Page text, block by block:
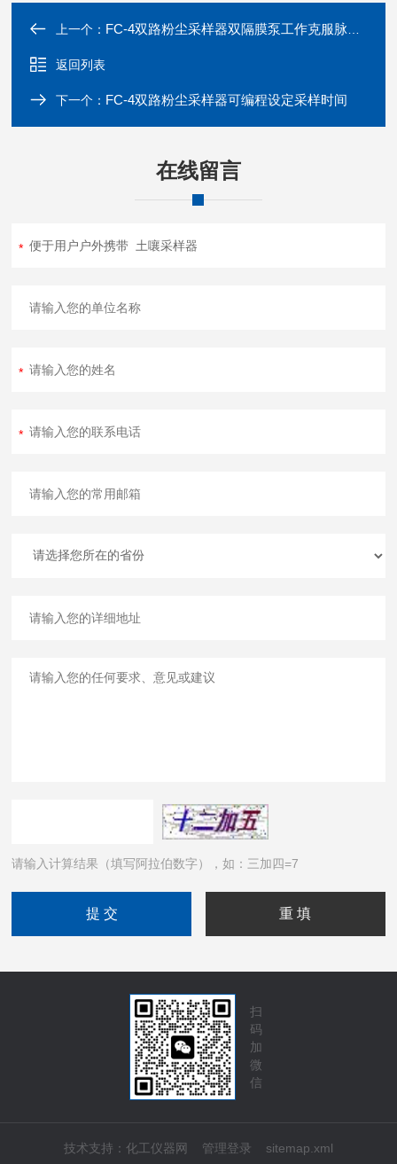
上一个： FC-4双路粉尘采样器双隔膜泵工作克服脉冲气流
返回列表
下一个： FC-4双路粉尘采样器可编程设定采样时间
在线留言
请输入计算结果（填写阿拉伯数字），如：三加四=7
扫
码
加
微
信
技术支持： 化工仪器网 管理登录 sitemap.xml